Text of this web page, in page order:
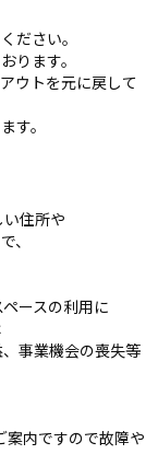
ださい。
ります。
ウトを元に戻して
す。
住所や
、
ースの利用に
事業機会の喪失等
案内ですので故障や